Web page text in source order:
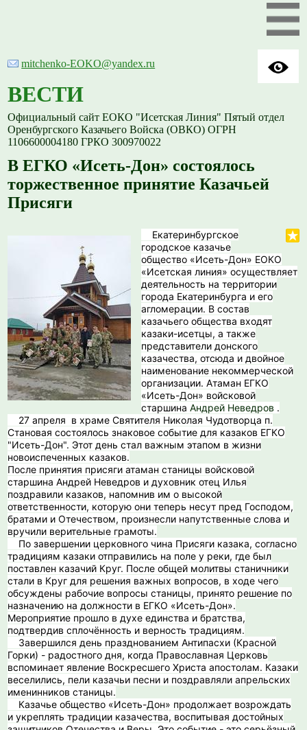
mitchenko-EOKO@yandex.ru
ВЕСТИ
Официальный сайт ЕОКО "Исетская Линия" Пятый отдел
Оренбургского Казачьего Войска (ОВКО) ОГРН
1106600004180 ГРКО 300970022
В ЕГКО «Исеть-Дон» состоялось
торжественное принятие Казачьей
Присяги
Екатеринбургское
городское казачье
общество «Исеть-Дон» ЕОКО
«Исетская линия» осуществляет
деятельность на территории
города Екатеринбурга и его
агломерации. В состав
казачьего общества входят
казаки-исетцы, а также
представители донского
казачества, отсюда и двойное
наименование некоммерческой
организации. Атаман ЕГКО
«Исеть-Дон» войсковой
старшинаАндрей Неведров .
27 апреля в храме Святителя Николая Чудотворца п.
Становая состоялось знаковое событие для казаков ЕГКО
"Исеть-Дон". Этот день стал важным этапом в жизни
новоиспеченных казаков.
После принятия присяги атаман станицы войсковой
старшина Андрей Неведров и духовник отец Илья
поздравили казаков, напомнив им о высокой
ответственности, которую они теперь несут пред Господом,
братами и Отечеством, произнесли напутственные слова и
вручили верительные грамоты.
По завершении церковного чина Присяги казака, согласно
традициям казаки отправились на поле у реки, где был
поставлен казачий Круг. После общей молитвы станичники
стали в Круг для решения важных вопросов, в ходе чего
обсуждены рабочие вопросы станицы, принято решение по
назначению на должности в ЕГКО «Исеть-Дон».
Мероприятие прошло в духе единства и братства,
подтвердив сплочённость и верность традициям.
Завершился день празднованием Антипасхи (Красной
Горки) - радостного дня, когда Православная Церковь
вспоминает явление Воскресшего Христа апостолам. Казаки
веселились, пели казачьи песни и поздравляли апрельских
именинников станицы.
Казачье общество «Исеть-Дон» продолжает возрождать
и укреплять традиции казачества, воспитывая достойных